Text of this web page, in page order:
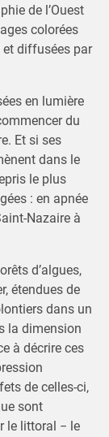
de l’Ouest
colorées
et diffusées par
en lumière
du
Et si ses
dans le
le plus
: en apnée
Nazaire à
d’algues,
étendues de
dans un
la dimension
à décrire ces
de celles-ci,
sont
le littoral − le